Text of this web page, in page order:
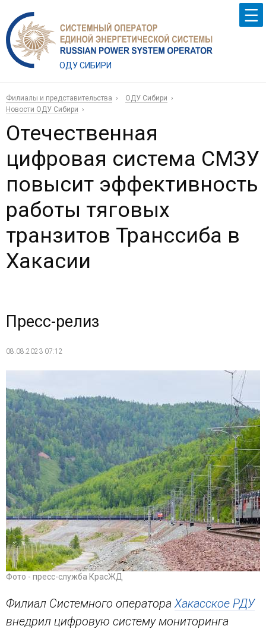
ОДУ СИБИРИ
Филиалы и представительства
ОДУ Сибири
Новости ОДУ Сибири
Отечественная
цифровая система СМЗУ
повысит эффективность
работы тяговых
транзитов Транссиба в
Хакасии
Пресс-релиз
08.08.2023 07:12
Фото - пресс-служба КрасЖД
Филиал Системного оператора Хакасское РДУ
внедрил цифровую систему мониторинга